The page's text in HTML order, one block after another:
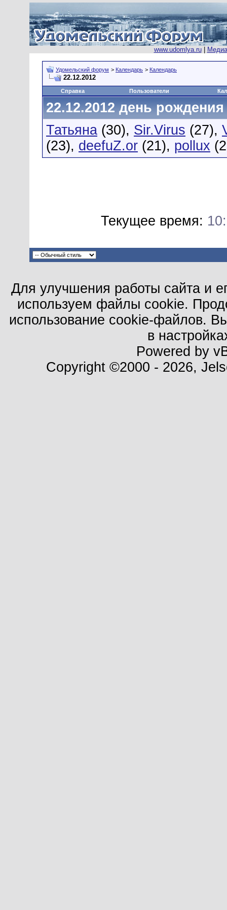
www.udomlya.ru|
Удомельский форум > Календарь > Календарь
22.12.2012
Справка Пользователи
22.12.2012 день
Татьяна (30), Sir.Virus (27),
(23), deefuZ.or (21), pollux
Текущее время:
Для улучшения работы сайта и
используем файлы cookie.
использование cookie-файлов.
в
Powered by
Copyright ©2000 - 2026,